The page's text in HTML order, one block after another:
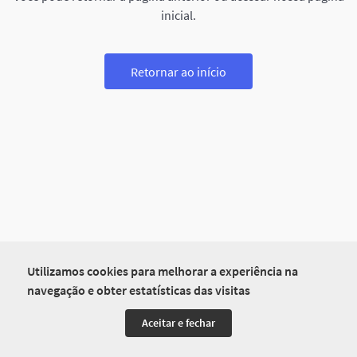
Utilizamos cookies para melhorar a experiência na
navegação e obter estatísticas das visitas
Aceitar e fechar
inicial.
Retornar ao início